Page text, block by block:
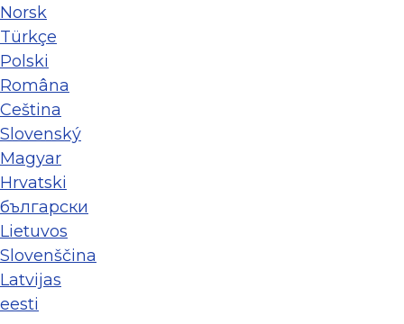
Norsk
Türkçe
Polski
Româna
Ceština
Slovenský
Magyar
Hrvatski
български
Lietuvos
Slovenščina
Latvijas
eesti